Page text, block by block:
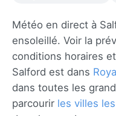
Météo en direct à
ensoleillé. Voir la
conditions horaires
Salford est dans
dans toutes les
parcourir les villes